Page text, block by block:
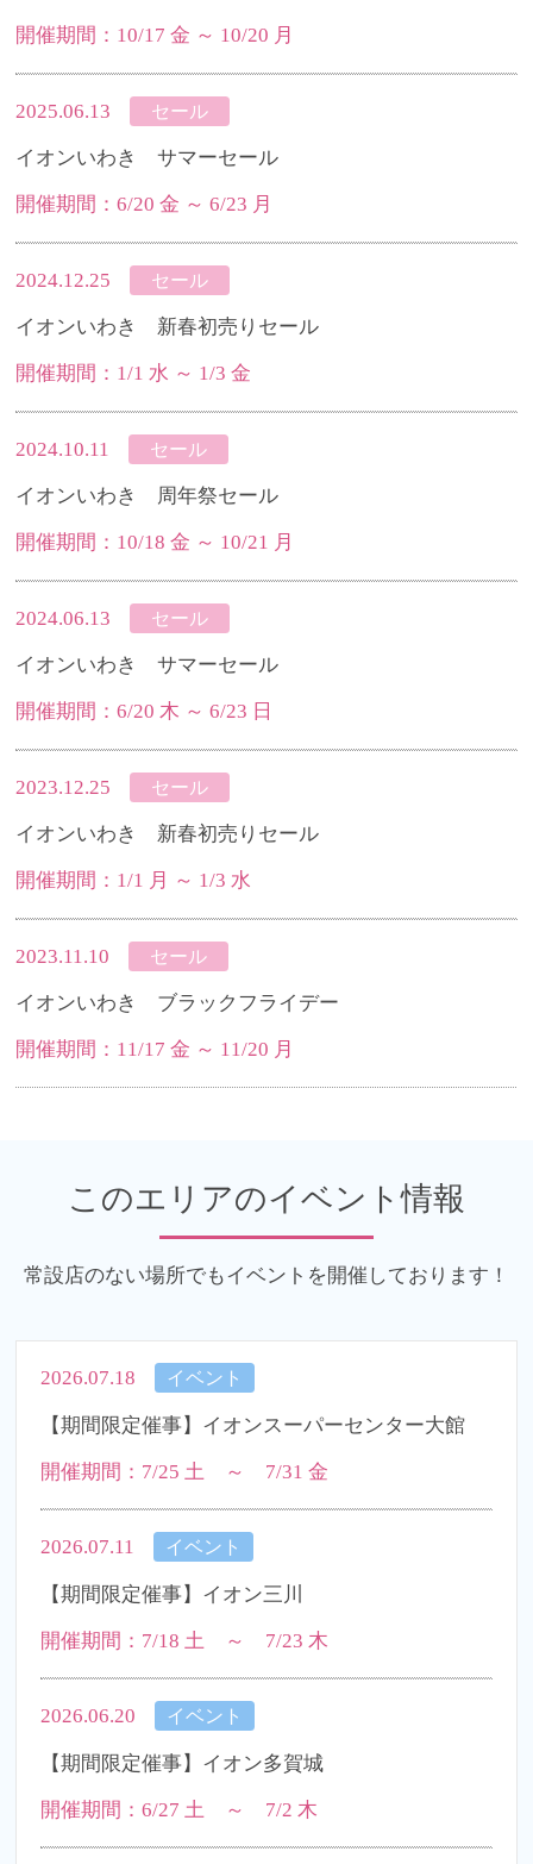
開催期間：10/17 金 ～ 10/20 月
2025.06.13 セール
イオンいわき サマーセール
開催期間：6/20 金 ～ 6/23 月
2024.12.25 セール
イオンいわき 新春初売りセール
開催期間：1/1 水 ～ 1/3 金
2024.10.11 セール
イオンいわき 周年祭セール
開催期間：10/18 金 ～ 10/21 月
2024.06.13 セール
イオンいわき サマーセール
開催期間：6/20 木 ～ 6/23 日
2023.12.25 セール
イオンいわき 新春初売りセール
開催期間：1/1 月 ～ 1/3 水
2023.11.10 セール
イオンいわき ブラックフライデー
開催期間：11/17 金 ～ 11/20 月
このエリアのイベント情報
常設店のない場所でもイベントを開催しております！
2026.07.18 イベント
【期間限定催事】イオンスーパーセンター大館
開催期間：7/25 土 ～ 7/31 金
2026.07.11 イベント
【期間限定催事】イオン三川
開催期間：7/18 土 ～ 7/23 木
2026.06.20 イベント
【期間限定催事】イオン多賀城
開催期間：6/27 土 ～ 7/2 木